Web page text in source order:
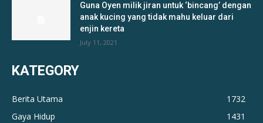
Guna Oyen milik jiran untuk ‘bincang’ dengan
anak kucing yang tidak mahu keluar dari
enjin kereta
July 11, 2021
KATEGORY
Berita Utama
1732
Gaya Hidup
1431